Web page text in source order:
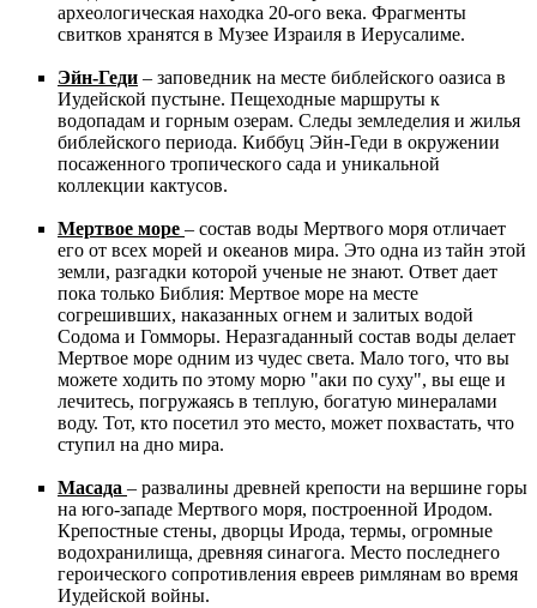
археологическая находка 20-ого века. Фрагменты
свитков хранятся в Музее Израиля в Иерусалиме.
Эйн-Геди – заповедник на месте библейского оазиса в
Иудейской пустыне. Пещеходные маршруты к
водопадам и горным озерам. Следы земледелия и жилья
библейского периода. Киббуц Эйн-Геди в окружении
посаженного тропического сада и уникальной
коллекции кактусов.
Мертвое море – состав воды Мертвого моря отличает
его от всех морей и океанов мира. Это одна из тайн этой
земли, разгадки которой ученые не знают. Ответ дает
пока только Библия: Мертвое море на месте
согрешивших, наказанных огнем и залитых водой
Содома и Гомморы. Неразгаданный состав воды делает
Мертвое море одним из чудес света. Мало того, что вы
можете ходить по этому морю "аки по суху", вы еще и
лечитесь, погружаясь в теплую, богатую минералами
воду. Тот, кто посетил это место, может похвастать, что
ступил на дно мира.
Масада – развалины древней крепости на вершине горы
на юго-западе Мертвого моря, построенной Иродом.
Крепостные стены, дворцы Ирода, термы, огромные
водохранилища, древняя синагога. Место последнего
героического сопротивления евреев римлянам во время
Иудейской войны.